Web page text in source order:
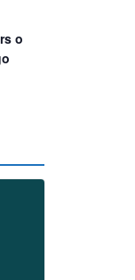
o